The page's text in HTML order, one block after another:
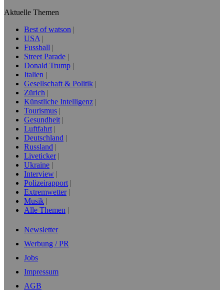
Aktuelle Themen
Best of watson
USA
Fussball
Street Parade
Donald Trump
Italien
Gesellschaft & Politik
Zürich
Künstliche Intelligenz
Tourismus
Gesundheit
Luftfahrt
Deutschland
Russland
Liveticker
Ukraine
Interview
Polizeirapport
Extremwetter
Musik
Alle Themen
Newsletter
Werbung / PR
Jobs
Impressum
AGB